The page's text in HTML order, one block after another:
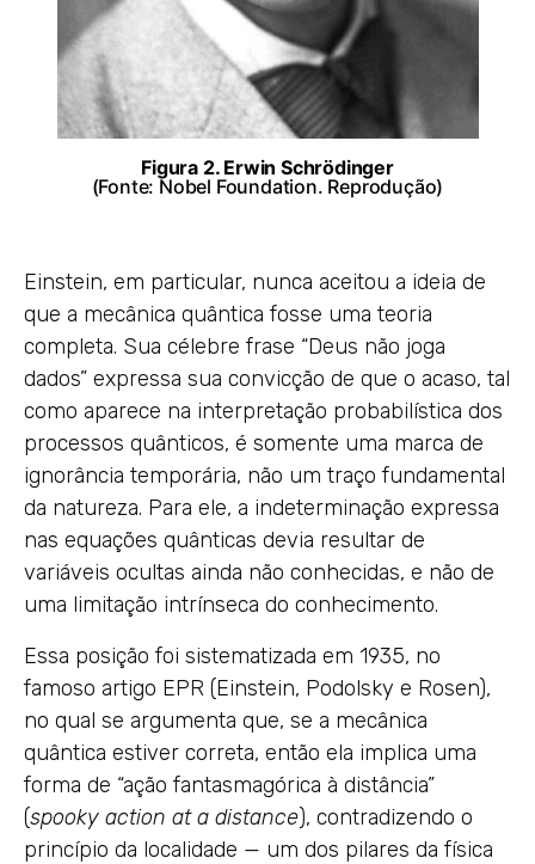
Figura 2. Erwin Schrödinger
(Fonte: Nobel Foundation. Reprodução)
Einstein, em particular, nunca aceitou a ideia de
que a mecânica quântica fosse uma teoria
completa. Sua célebre frase “Deus não joga
dados” expressa sua convicção de que o acaso, tal
como aparece na interpretação probabilística dos
processos quânticos, é somente uma marca de
ignorância temporária, não um traço fundamental
da natureza. Para ele, a indeterminação expressa
nas equações quânticas devia resultar de
variáveis ocultas ainda não conhecidas, e não de
uma limitação intrínseca do conhecimento.
Essa posição foi sistematizada em 1935, no
famoso artigo EPR (Einstein, Podolsky e Rosen),
no qual se argumenta que, se a mecânica
quântica estiver correta, então ela implica uma
forma de “ação fantasmagórica à distância”
(spooky action at a distance), contradizendo o
princípio da localidade — um dos pilares da física